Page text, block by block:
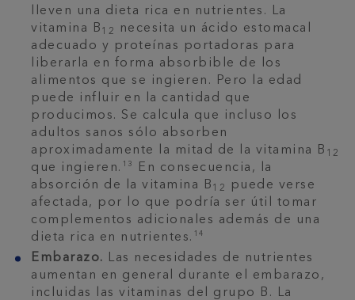
lleven una dieta rica en nutrientes. La
vitamina B 12
necesita un ácido estomacal
adecuado y proteínas portadoras para
liberarla en forma absorbible de los
alimentos que se ingieren. Pero la edad
puede influir en la cantidad que
producimos. Se calcula que incluso los
adultos sanos sólo absorben
aproximadamente la mitad de la vitamina B 12
que ingieren. 13
En consecuencia, la
absorción de la vitamina B 12
puede verse
afectada, por lo que podría ser útil tomar
complementos adicionales además de una
dieta rica en nutrientes. 14
Embarazo. Las necesidades de nutrientes
aumentan en general durante el embarazo,
incluidas las vitaminas del grupo B. La